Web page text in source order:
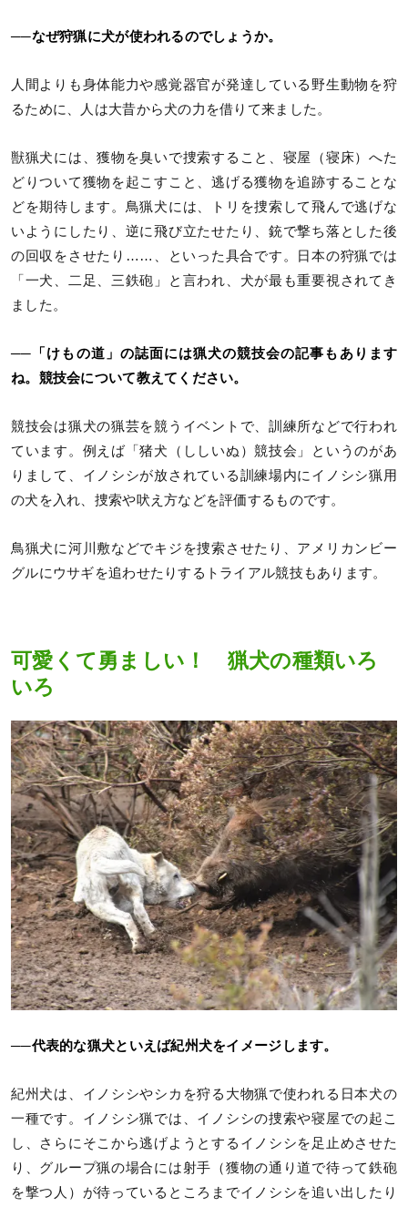
──なぜ狩猟に犬が使われるのでしょうか。
人間よりも身体能力や感覚器官が発達している野生動物を狩
るために、人は大昔から犬の力を借りて来ました。
獣猟犬には、獲物を臭いで捜索すること、寝屋（寝床）へた
どりついて獲物を起こすこと、逃げる獲物を追跡することな
どを期待します。鳥猟犬には、トリを捜索して飛んで逃げな
いようにしたり、逆に飛び立たせたり、銃で撃ち落とした後
の回収をさせたり……、といった具合です。日本の狩猟では
「一犬、二足、三鉄砲」と言われ、犬が最も重要視されてき
ました。
──「けもの道」の誌面には猟犬の競技会の記事もあります
ね。競技会について教えてください。
競技会は猟犬の猟芸を競うイベントで、訓練所などで行われ
ています。例えば「猪犬（ししいぬ）競技会」というのがあ
りまして、イノシシが放されている訓練場内にイノシシ猟用
の犬を入れ、捜索や吠え方などを評価するものです。
鳥猟犬に河川敷などでキジを捜索させたり、アメリカンビー
グルにウサギを追わせたりするトライアル競技もあります。
可愛くて勇ましい！ 猟犬の種類いろ
いろ
──代表的な猟犬といえば紀州犬をイメージします。
紀州犬は、イノシシやシカを狩る大物猟で使われる日本犬の
一種です。イノシシ猟では、イノシシの捜索や寝屋での起こ
し、さらにそこから逃げようとするイノシシを足止めさせた
り、グループ猟の場合には射手（獲物の通り道で待って鉄砲
を撃つ人）が待っているところまでイノシシを追い出したり